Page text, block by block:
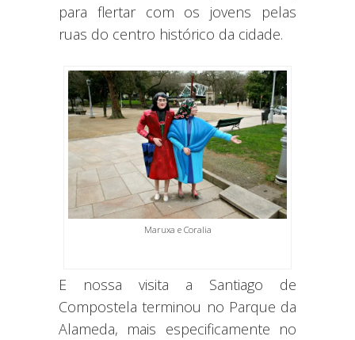
para flertar com os jovens pelas
ruas do centro histórico da cidade.
Maruxa e Coralia
E nossa visita a Santiago de
Compostela terminou no Parque da
Alameda, mais especificamente no